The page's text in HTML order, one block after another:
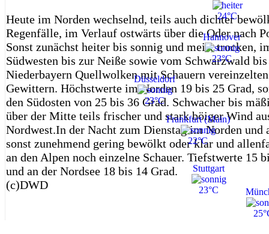
24°C
Düsseldorf
23°C
Frankfurt (Main)
22°C
Stuttgart
23°C
Hannover
23°C
Heute im Norden wechselnd, teils auch dichter
Regenfälle, im Verlauf ostwärts über die Oder nach
Sonst zunächst heiter bis sonnig und meist trocken,
Südwesten bis zur Neiße sowie vom Schwarzwald
Niederbayern Quellwolken mit Schauern
Gewittern. Höchstwerte im Norden 19 bis 25 Grad,
den Südosten von 25 bis 36 Grad. Schwacher bis
über der Mitte teils frischer und stark böiger Wind
Nordwest.In der Nacht zum Dienstag im Norden und
sonst zunehmend gering bewölkt oder klar und
an den Alpen noch einzelne Schauer. Tiefstwerte 15
und an der Nordsee 18 bis 14 Grad.
(c)DWD